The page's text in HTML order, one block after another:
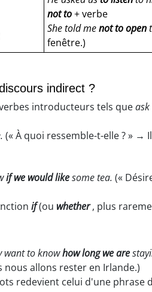
not to+ verbe
She told menot to open
fenêtre.)
indirect ?
introducteurs tels queask
(« À quoi ressemble-t-elle ? » →
if we would likesome tea. («
if(ou whether , plus
want to knowhow long we are
allons rester en Irlande.)
redevient celui d'une phrase